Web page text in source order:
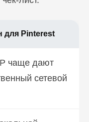
для Pinterest
чаще дают
сетевой